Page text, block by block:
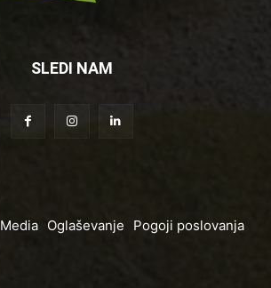
SLEDI NAM
Media Oglaševanje Pogoji poslovanja